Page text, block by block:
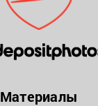
Материалы